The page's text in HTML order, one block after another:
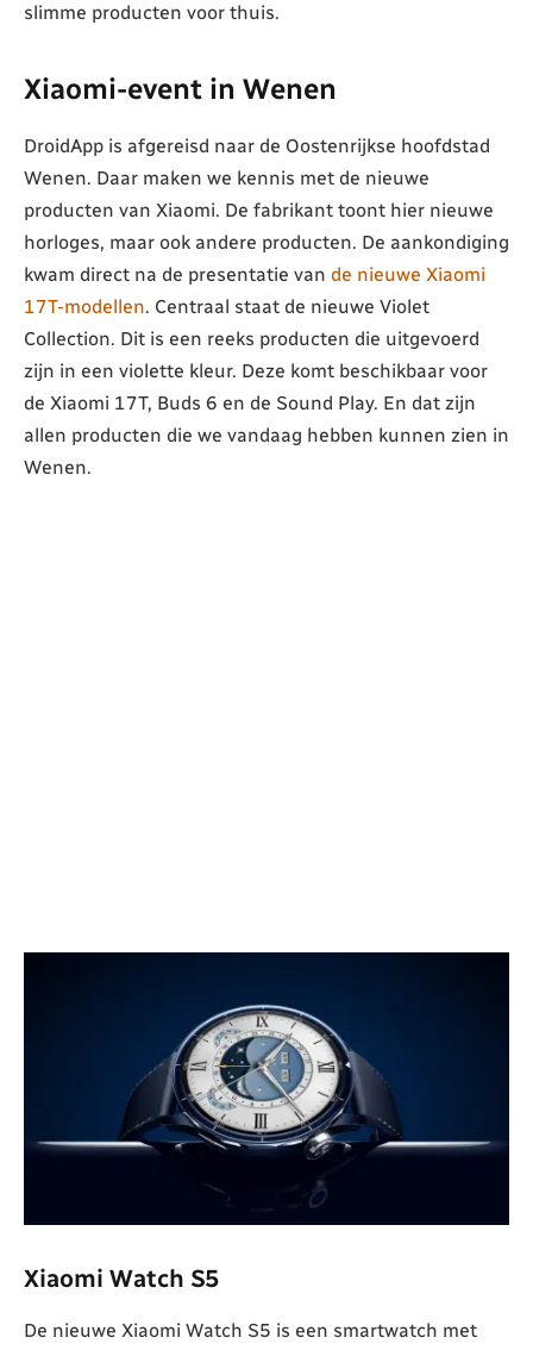
slimme producten voor thuis.
Xiaomi-event in Wenen
DroidApp is afgereisd naar de Oostenrijkse hoofdstad
Wenen. Daar maken we kennis met de nieuwe
producten van Xiaomi. De fabrikant toont hier nieuwe
horloges, maar ook andere producten. De aankondiging
kwam direct na de presentatie van de nieuwe Xiaomi
17T-modellen. Centraal staat de nieuwe Violet
Collection. Dit is een reeks producten die uitgevoerd
zijn in een violette kleur. Deze komt beschikbaar voor
de Xiaomi 17T, Buds 6 en de Sound Play. En dat zijn
allen producten die we vandaag hebben kunnen zien in
Wenen.
Xiaomi Watch S5
De nieuwe Xiaomi Watch S5 is een smartwatch met